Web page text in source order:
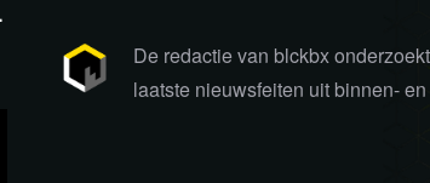
De redactie van blckbx
laatste nieuwsfeiten uit binnen-